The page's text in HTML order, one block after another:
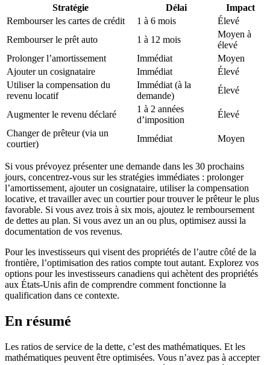
Stratégie Délai
Impact
Rembourser les cartes de crédit
1 à 6 mois
Élevé
Rembourser le prêt auto
1 à 12 mois
Moyen à
élevé
Prolonger l’amortissement
Immédiat
Moyen
Ajouter un cosignataire
Immédiat
Élevé
Utiliser la compensation du
revenu locatif
Immédiat (à la
demande)
Élevé
Augmenter le revenu déclaré
1 à 2 années
d’imposition
Élevé
Changer de prêteur (via un
courtier)
Immédiat Moyen
Si vous prévoyez présenter une demande dans les 30 prochains
jours, concentrez-vous sur les stratégies immédiates : prolonger
l’amortissement, ajouter un cosignataire, utiliser la compensation
locative, et travailler avec un courtier pour trouver le prêteur le plus
favorable. Si vous avez trois à six mois, ajoutez le remboursement
de dettes au plan. Si vous avez un an ou plus, optimisez aussi la
documentation de vos revenus.
Pour les investisseurs qui visent des propriétés de l’autre côté de la
frontière, l’optimisation des ratios compte tout autant. Explorez vos
options pour les investisseurs canadiens qui achètent des propriétés
aux États-Unis afin de comprendre comment fonctionne la
qualification dans ce contexte.
En résumé
Les ratios de service de la dette, c’est des mathématiques. Et les
mathématiques peuvent être optimisées. Vous n’avez pas à accepter